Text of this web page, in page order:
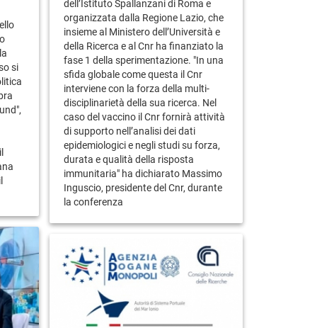
dell’Istituto Spallanzani di Roma e
organizzata dalla Regione Lazio, che
insieme al Ministero dell’Università e
della Ricerca e al Cnr ha finanziato la
fase 1 della sperimentazione. "In una
sfida globale come questa il Cnr
interviene con la forza della multi-
disciplinarietà della sua ricerca. Nel
caso del vaccino il Cnr fornirà attività
di supporto nell’analisi dei dati
epidemiologici e negli studi su forza,
durata e qualità della risposta
immunitaria" ha dichiarato Massimo
Inguscio, presidente del Cnr, durante
la conferenza
si